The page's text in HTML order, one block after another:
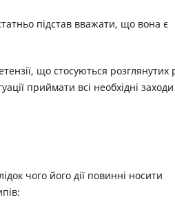
підстав вважати, що вона є
що стосуються розглянутих
приймати всі необхідні
чого його дії повинні носити